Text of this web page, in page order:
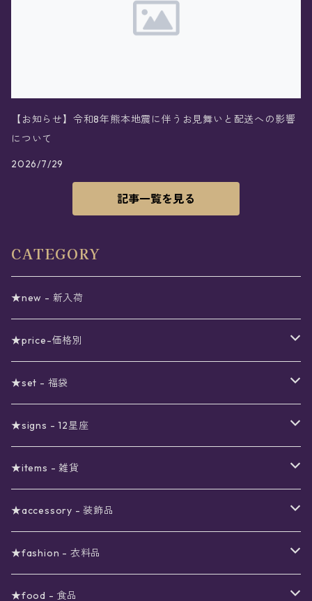
【お知らせ】令和8年熊本地震に伴うお見舞いと配送への影響
について
2026/7/29
記事一覧を見る
CATEGORY
★new - 新入荷
★price-価格別
セール
真夜中のSALE
予約限定SALE
〜1000円
〜2000円
〜3000円
〜4000円
〜5000円
★set - 福袋
12星座福袋
星の市福袋
★signs - 12星座
12星座ギフトセット
★items - 雑貨
ステーショナリー
ギフトボックス
ノート
メイクアップ
ネイルカラー
ポーチ
★accessory - 装飾品
ピアス
星
イヤリング
★fashion - 衣料品
ワンピース
★food - 食品